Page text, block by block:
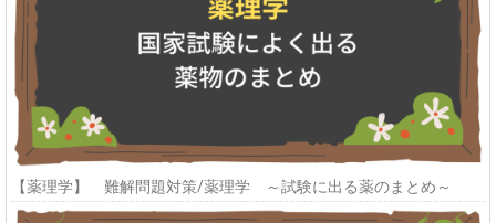
【薬理学】 難解問題対策/薬理学 ～試験に出る薬のまとめ～